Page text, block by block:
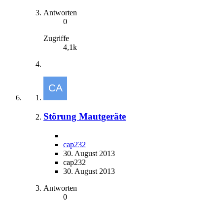
Antworten
0
Zugriffe
4,1k
Störung Mautgeräte
cap232
30. August 2013
cap232
30. August 2013
Antworten
0